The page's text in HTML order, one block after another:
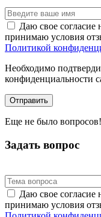
Даю свое согласие
принимаю условия
Политикой
Необходимо
конфиденциальности
Отправить
Еще не было
Задать вопрос
Даю свое согласие
принимаю условия